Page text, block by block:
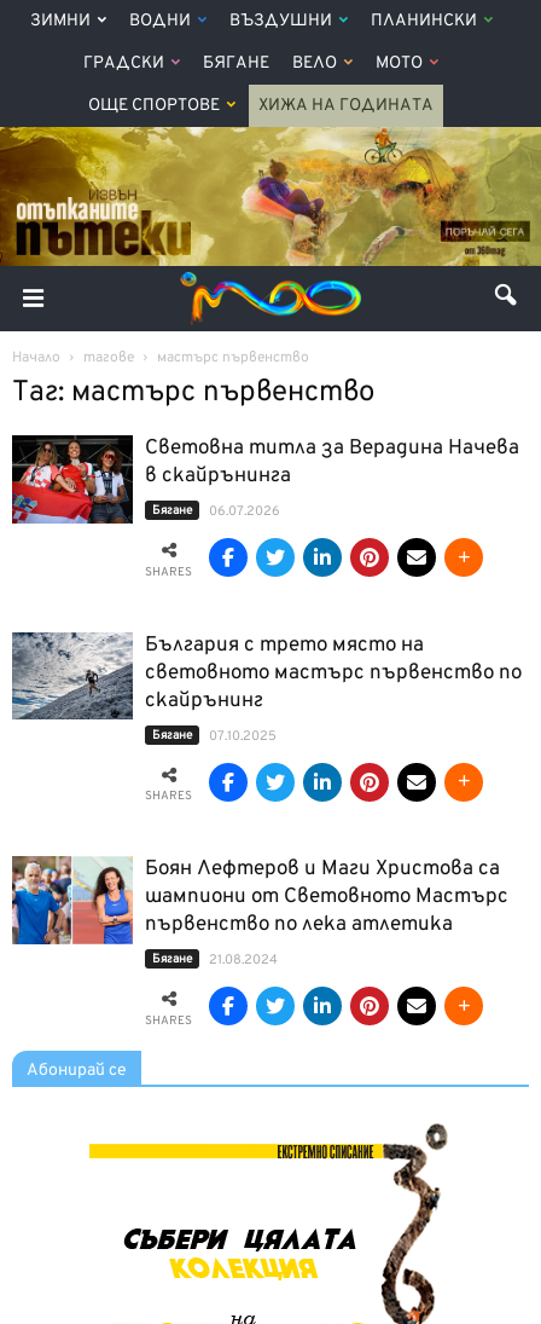
ЗИМНИ ВОДНИ ВЪЗДУШНИ ПЛАНИНСКИ
ГРАДСКИ БЯГАНЕ ВЕЛО МОТО
ОЩЕ СПОРТОВЕ ХИЖА НА ГОДИНАТА
Начало тагове мастърс първенство
Таг: мастърс първенство
Световна титла за Верадина Начева
в скайрънинга
Бягане 06.07.2026
SHARES
България с трето място на
световното мастърс първенство по
скайрънинг
Бягане 07.10.2025
SHARES
Боян Лефтеров и Маги Христова са
шампиони от Световното Мастърс
първенство по лека атлетика
Бягане 21.08.2024
SHARES
Абонирай се